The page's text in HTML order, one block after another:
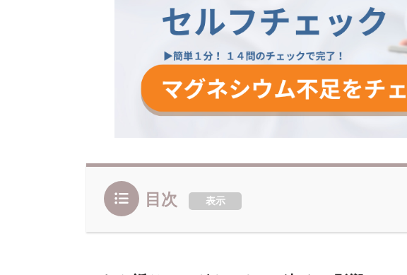
目次 表示